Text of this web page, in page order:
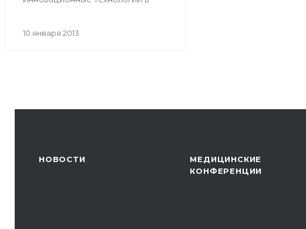
10 января 2013
НОВОСТИ
МЕДИЦИНСКИЕ
КОНФЕРЕНЦИИ